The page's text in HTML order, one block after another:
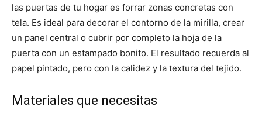
las puertas de tu hogar es forrar zonas concretas con
tela. Es ideal para decorar el contorno de la mirilla, crear
un panel central o cubrir por completo la hoja de la
puerta con un estampado bonito. El resultado recuerda al
papel pintado, pero con la calidez y la textura del tejido.
Materiales que necesitas